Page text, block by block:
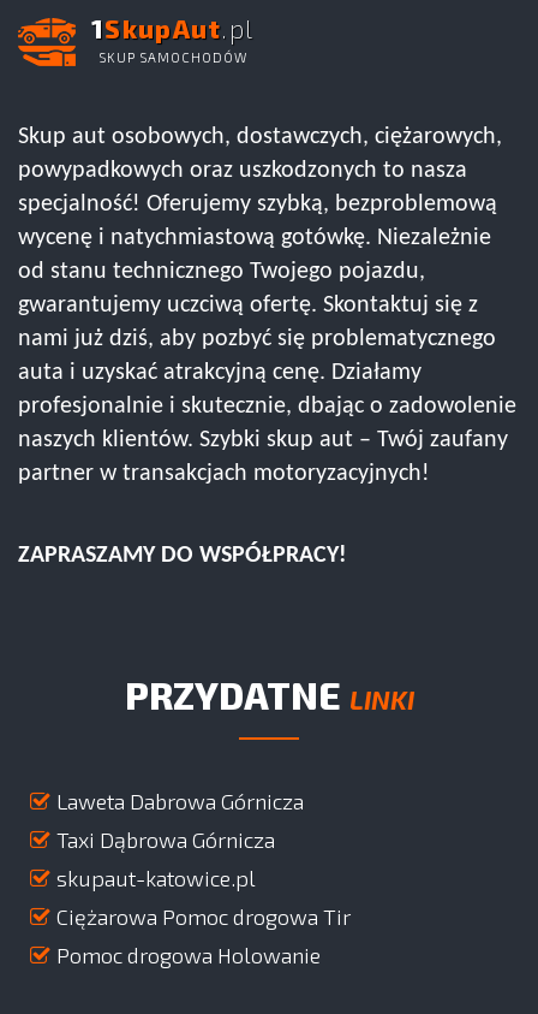
1SkupAut.pl
SKUP SAMOCHODÓW
Skup aut osobowych, dostawczych, ciężarowych,
powypadkowych oraz uszkodzonych to nasza
specjalność! Oferujemy szybką, bezproblemową
wycenę i natychmiastową gotówkę. Niezależnie
od stanu technicznego Twojego pojazdu,
gwarantujemy uczciwą ofertę. Skontaktuj się z
nami już dziś, aby pozbyć się problematycznego
auta i uzyskać atrakcyjną cenę. Działamy
profesjonalnie i skutecznie, dbając o zadowolenie
naszych klientów. Szybki skup aut – Twój zaufany
partner w transakcjach motoryzacyjnych!
ZAPRASZAMY DO WSPÓŁPRACY!
PRZYDATNE LINKI
Laweta Dabrowa Górnicza
Taxi Dąbrowa Górnicza
skupaut-katowice.pl
Ciężarowa Pomoc drogowa Tir
Pomoc drogowa Holowanie